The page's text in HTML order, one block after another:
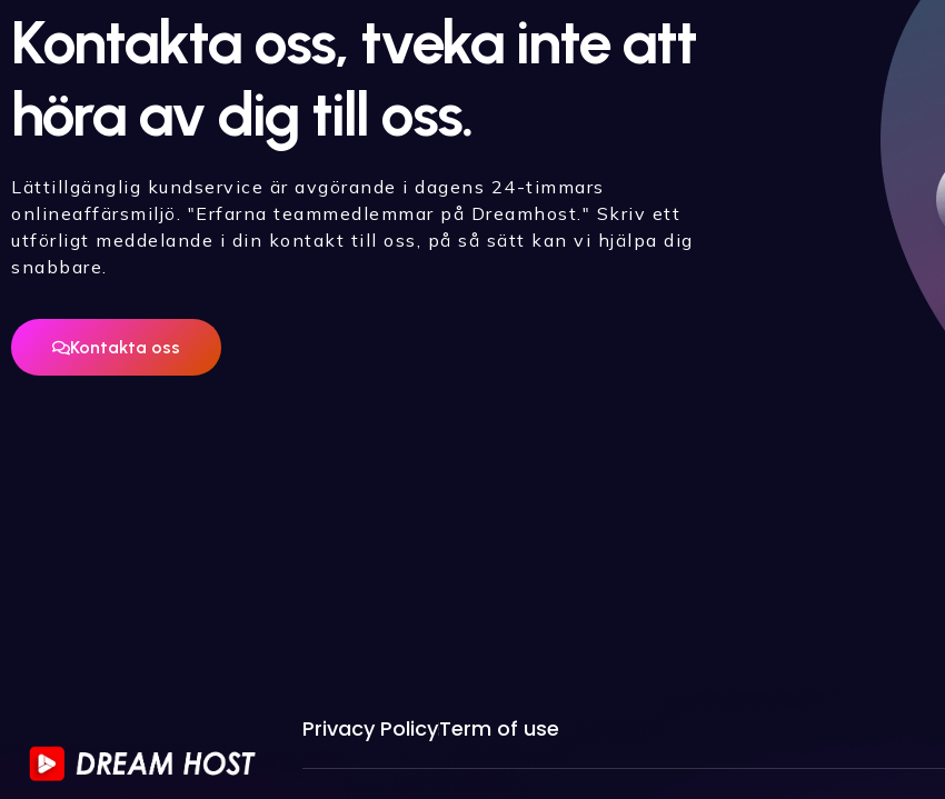
Kontakta oss, tveka inte att
höra av dig till oss.
Lättillgänglig kundservice är avgörande i dagens 24-timmars
onlineaffärsmiljö. "Erfarna teammedlemmar på Dreamhost." Skriv ett
utförligt meddelande i din kontakt till oss, på så sätt kan vi hjälpa dig
snabbare.
Kontakta oss
Privacy PolicyTerm of use